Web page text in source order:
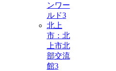
ンワー
ルド3
北上
市：北
上市北
部交流
館3